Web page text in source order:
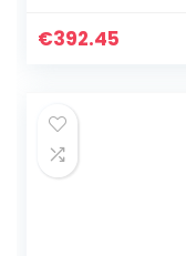
Snelheden,
€392.45